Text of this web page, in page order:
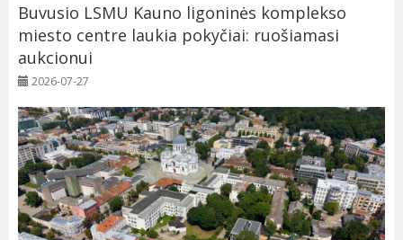
Buvusio LSMU Kauno ligoninės komplekso
miesto centre laukia pokyčiai: ruošiamasi
aukcionui
2026-07-27